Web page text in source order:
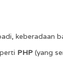
keberadaan
PHP (yang